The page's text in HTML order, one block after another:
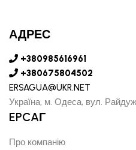
АДРЕС
+380985616961
+380675804502
ERSAGUA@UKR.NET
Україна, м. Одеса, вул.
EPCAГ
Про компанію